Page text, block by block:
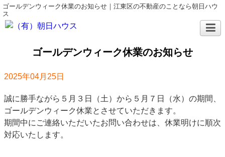
ゴールデンウィーク休業のお知らせ｜江東区の不動産のことなら朝日ハウ
ス
ゴールデンウィーク休業のお知らせ
2025年04月25日
誠に勝手ながら５月３日（土）から５月７日（水）の期間、
ゴールデンウィーク休業とさせていただきます。
期間中にご連絡いただいたお問い合わせは、休業明けに順次
対応いたします。